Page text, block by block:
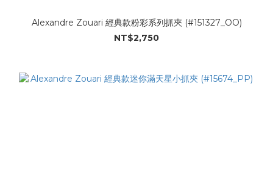
Alexandre Zouari 經典款粉彩系列抓夾 (#151327_OO)
NT$2,750